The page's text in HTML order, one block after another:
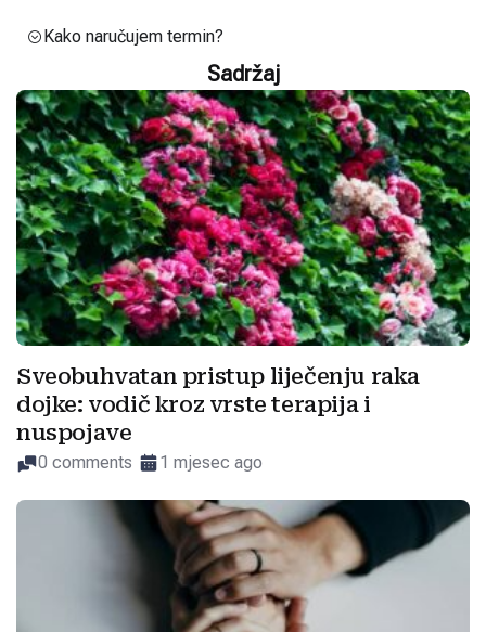
Kako naručujem termin?
Sadržaj
Sveobuhvatan pristup liječenju raka
dojke: vodič kroz vrste terapija i
nuspojave
0 comments 1 mjesec ago